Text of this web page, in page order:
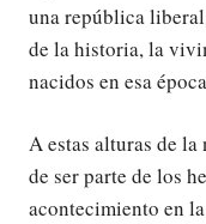
una república
de la historia, la
nacidos en esa
A estas alturas de
de ser parte de los
acontecimiento en